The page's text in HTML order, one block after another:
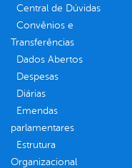
Central de Dúvidas
Convênios e
Transferências
Dados Abertos
Despesas
Diárias
Emendas
parlamentares
Estrutura
Organizacional